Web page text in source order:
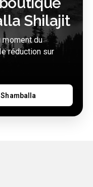
Shilajit
moment du
réduction sur